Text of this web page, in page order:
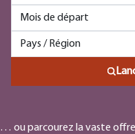
… ou parcourez la vaste